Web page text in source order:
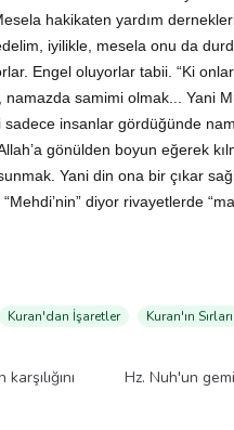
hakikaten yardım
iyilikle, mesela onu da
Engel oluyorlar tabii. “Ki
samimi olmak... Yani
insanlar gördüğünde
gönülden boyun eğerek
Yani din ona bir çıkar
diyor rivayetlerde
Kuran'dan İşaretler Kuran'ın Sırları
Hz. Nuh'un